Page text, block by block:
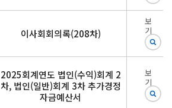
이사회회의록(208차)
보
기
2025회계연도 법인(수익)회계 2
차, 법인(일반)회계 3차 추가경정
자금예산서
보
기